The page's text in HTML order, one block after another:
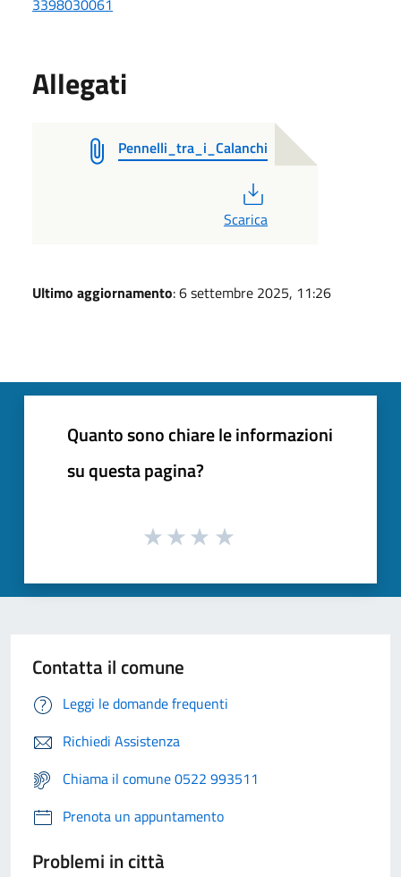
Allegati
Pennelli_tra_i_Calanchi
Scarica
Ultimo aggiornamento: 6 settembre 2025, 11:26
Quanto sono chiare le informazioni
su questa pagina?
Contatta il comune
Leggi le domande frequenti
Richiedi Assistenza
Chiama il comune 0522 993511
Prenota un appuntamento
Problemi in città